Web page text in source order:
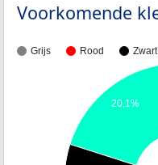
Voorkomende
Grijs Rood Zwart
20,1%